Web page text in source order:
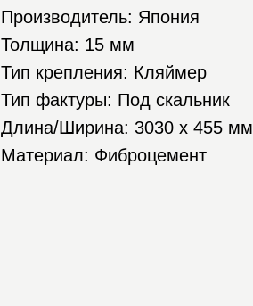
Производитель: Япония
Толщина: 15 мм
Тип крепления: Кляймер
Тип фактуры: Под скальник
Длина/Ширина: 3030 х 455 мм
Материал: Фиброцемент